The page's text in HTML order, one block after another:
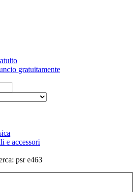
gratuitamente
e accessori
psr e463